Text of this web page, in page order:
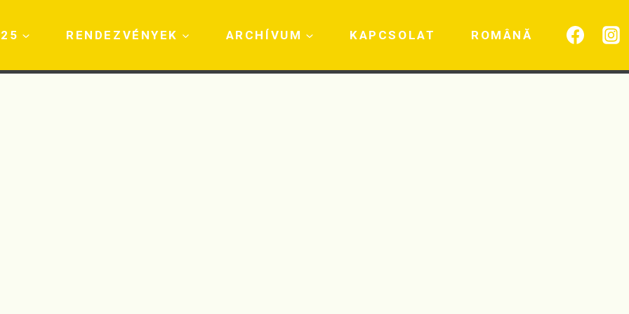
RENDEZVÉNYEK ARCHÍVUM KAPCSOLAT ROMÂNĂ